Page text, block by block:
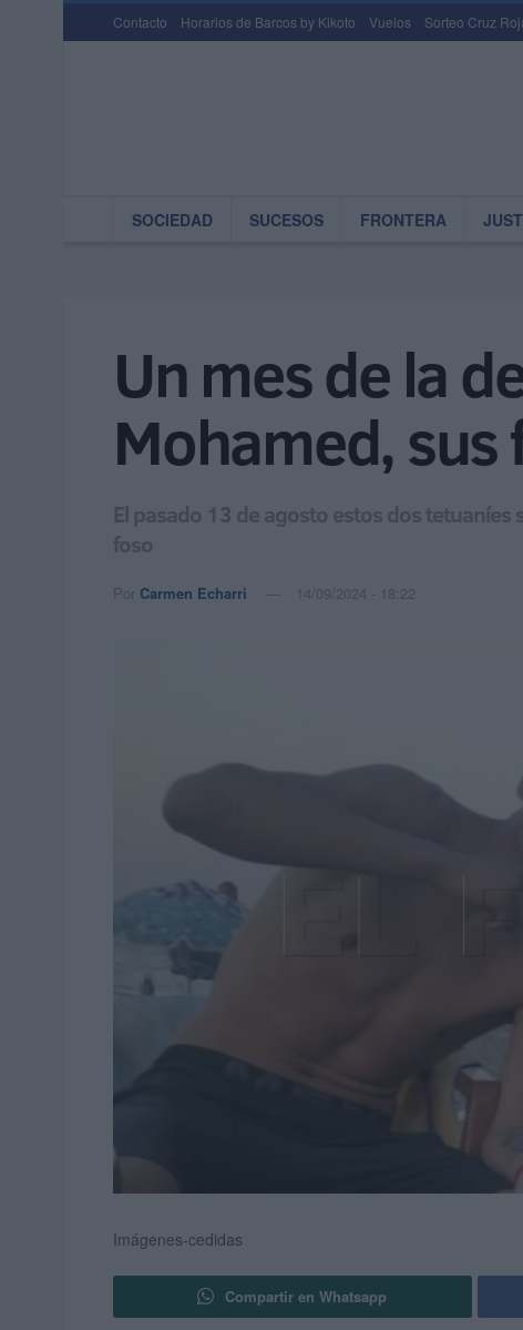
Contacto Horarios de Barcos by Kikoto Vuelos Sorteo Cruz
SOCIEDAD SUCESOS FRONTERA
Un mes de la
Mohamed,
El pasado 13 de agosto estos dos
foso
Por Carmen Echarri 14/09/2024 - 18:22
Imágenes-cedidas
Compartir en Whatsapp